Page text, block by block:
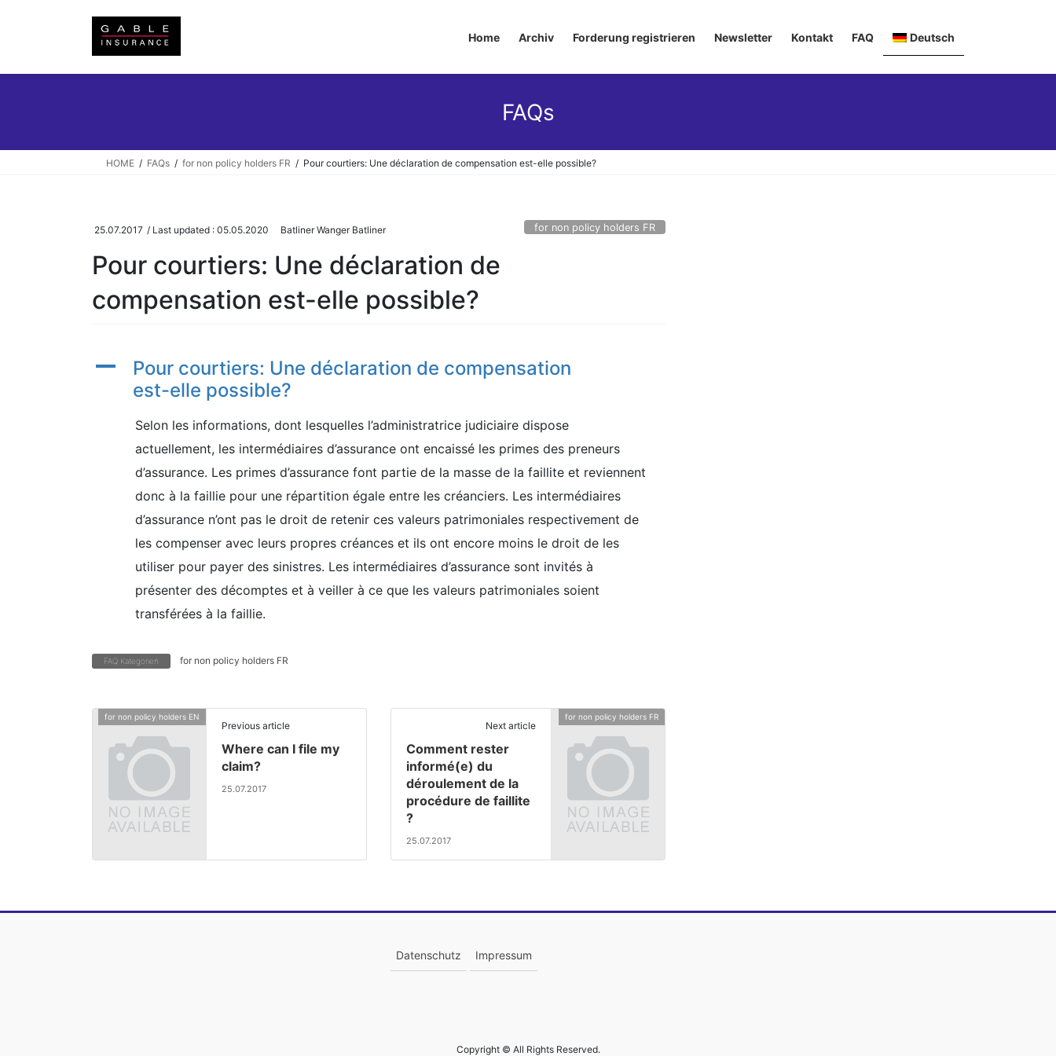
Home Archiv Forderung registrieren Newsletter Kontakt FAQ Deutsch
English
FAQs
HOME FAQs for non policy holders FR Pour courtiers: Une déclaration de compensation est-elle possible?
25.07.2017 / Last updated : 05.05.2020 Batliner Wanger Batliner for non policy holders FR
Pour courtiers: Une déclaration de
compensation est-elle possible?
A
Pour courtiers: Une déclaration de compensation
est-elle possible?
Selon les informations, dont lesquelles l’administratrice judiciaire dispose
actuellement, les intermédiaires d’assurance ont encaissé les primes des preneurs
d’assurance. Les primes d’assurance font partie de la masse de la faillite et reviennent
donc à la faillie pour une répartition égale entre les créanciers. Les intermédiaires
d’assurance n’ont pas le droit de retenir ces valeurs patrimoniales respectivement de
les compenser avec leurs propres créances et ils ont encore moins le droit de les
utiliser pour payer des sinistres. Les intermédiaires d’assurance sont invités à
présenter des décomptes et à veiller à ce que les valeurs patrimoniales soient
transférées à la faillie.
FAQ Kategorien for non policy holders FR
for non policy holders EN
Previous article
Where can I file my
claim?
25.07.2017
for non policy holders FR
Next article
Comment rester
informé(e) du
déroulement de la
procédure de faillite
?
25.07.2017
Datenschutz Impressum
Copyright © All Rights Reserved.